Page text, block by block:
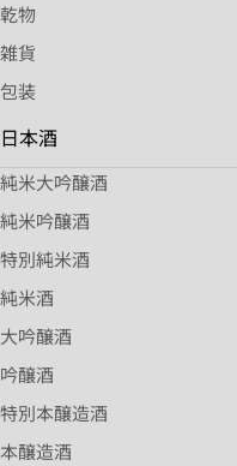
乾物
雑貨
包装
日本酒
純米大吟醸酒
純米吟醸酒
特別純米酒
純米酒
大吟醸酒
吟醸酒
特別本醸造酒
本醸造酒